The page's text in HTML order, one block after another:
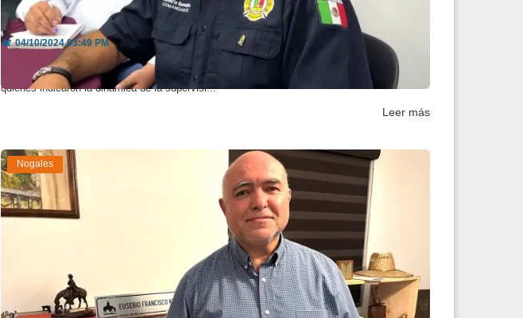
Reportan saldo blanco en operativo “Pere...
📅04/10/2024 03:49 PM
Hasta el momento se reporta saldo blanco de acuerdo con las autoridades municipales,
quienes indicaron la dinámica de la supervisi...
Leer más
Nogales